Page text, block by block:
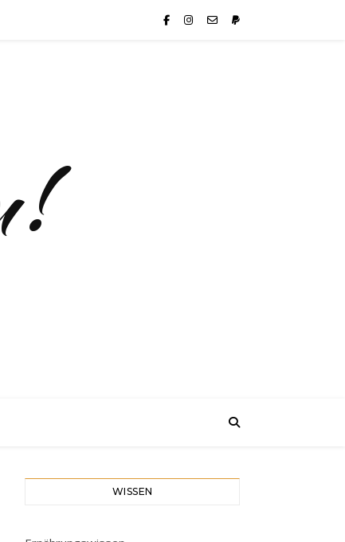
WISSEN